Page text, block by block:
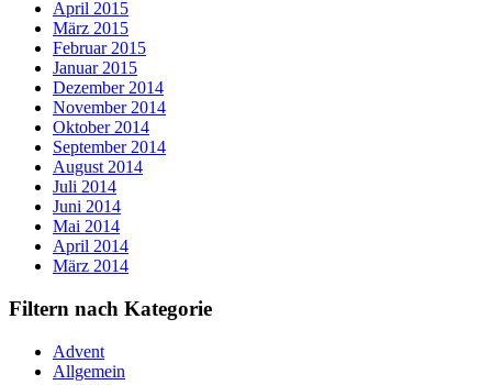
April 2015
März 2015
Februar 2015
Januar 2015
Dezember 2014
November 2014
Oktober 2014
September 2014
August 2014
Juli 2014
Juni 2014
Mai 2014
April 2014
März 2014
Filtern nach Kategorie
Advent
Allgemein